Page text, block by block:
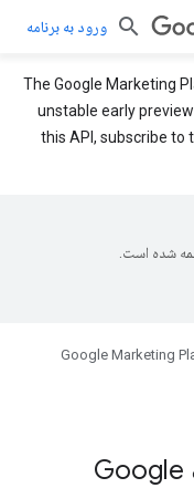
ورود به برنامه
The Google Marketing
unstable early
this API, subscribe to
شده است.
Google Marketing
شروع سریع: پیوندهای حساب Google